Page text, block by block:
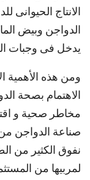
الانتاج الحيوانى
الدواجن وبيض
يدخل فى وجبات
ومن هذه الأهمية
الاهتمام بصحة
مخاطر صحية و
صناعة الدواجن من
نفوق الكثير من
لمربيها من